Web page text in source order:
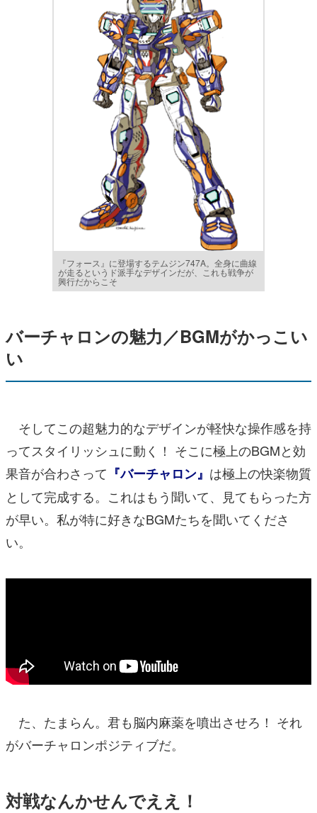
『フォース』に登場するテムジン747A。全身に曲線
が走るというド派手なデザインだが、これも戦争が
興行だからこそ
バーチャロンの魅力／BGMがかっこい
い
そしてこの超魅力的なデザインが軽快な操作感を持
ってスタイリッシュに動く！ そこに極上のBGMと効
果音が合わさって 『バーチャロン』 は極上の快楽物質
として完成する。これはもう聞いて、見てもらった方
が早い。私が特に好きなBGMたちを聞いてくださ
い。
た、たまらん。君も脳内麻薬を噴出させろ！ それ
がバーチャロンポジティブだ。
対戦なんかせんでええ！